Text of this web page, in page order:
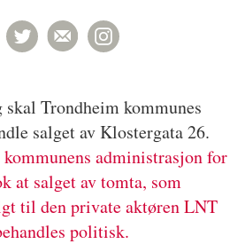
Trondheim kommunes
salget av Klostergata 26.
administrasjon for
at salget av tomta, som
til den private aktøren LNT
politisk.